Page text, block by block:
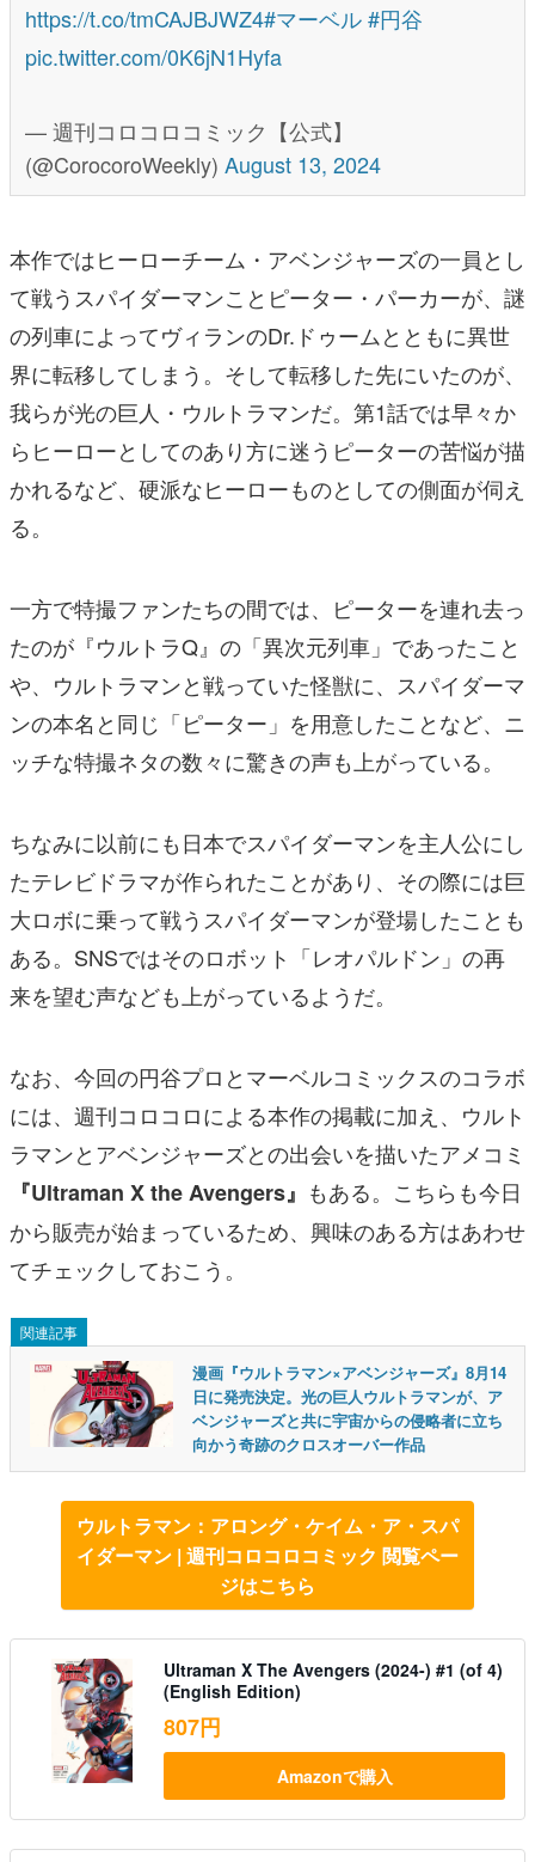
https://t.co/tmCAJBJWZ4#マーベル#円谷
pic.twitter.com/0K6jN1Hyfa
— 週刊コロコロコミック【公式】
(@CorocoroWeekly) August 13, 2024
本作ではヒーローチーム・アベンジャーズの一員とし
て戦うスパイダーマンことピーター・パーカーが、謎
の列車によってヴィランのDr.ドゥームとともに異世
界に転移してしまう。そして転移した先にいたのが、
我らが光の巨人・ウルトラマンだ。第1話では早々か
らヒーローとしてのあり方に迷うピーターの苦悩が描
かれるなど、硬派なヒーローものとしての側面が伺え
る。
一方で特撮ファンたちの間では、ピーターを連れ去っ
たのが『ウルトラQ』の「異次元列車」であったこと
や、ウルトラマンと戦っていた怪獣に、スパイダーマ
ンの本名と同じ「ピーター」を用意したことなど、ニ
ッチな特撮ネタの数々に驚きの声も上がっている。
ちなみに以前にも日本でスパイダーマンを主人公にし
たテレビドラマが作られたことがあり、その際には巨
大ロボに乗って戦うスパイダーマンが登場したことも
ある。SNSではそのロボット「レオパルドン」の再
来を望む声なども上がっているようだ。
なお、今回の円谷プロとマーベルコミックスのコラボ
には、週刊コロコロによる本作の掲載に加え、ウルト
ラマンとアベンジャーズとの出会いを描いたアメコミ
『Ultraman X the Avengers』 もある。こちらも今日
から販売が始まっているため、興味のある方はあわせ
てチェックしておこう。
関連記事
漫画『ウルトラマン×アベンジャーズ』8月14
日に発売決定。光の巨人ウルトラマンが、ア
ベンジャーズと共に宇宙からの侵略者に立ち
向かう奇跡のクロスオーバー作品
ウルトラマン：アロング・ケイム・ア・スパ
イダーマン | 週刊コロコロコミック 閲覧ペー
ジはこちら
Ultraman X The Avengers (2024-) #1 (of 4)
(English Edition)
807円
Amazonで購入